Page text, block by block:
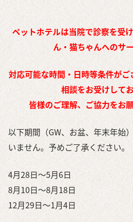
ペットホテルは当院で診察を受
ん・猫ちゃんへのサ
対応可能な時間・日時等条件が
相談をお受けして
皆様のご理解、ご協力をお
以下期間（GW、お盆、年末年始
いません。予めご了承ください。
4月28日～5月6日
8月10日～8月18日
12月29日～1月4日
総合内科
消化器
皮膚／耳
腎・泌尿器
歯
腫瘍
一般外科
避妊・去勢
予防/健康管理
予防医療
健康診断
マイクロチップ
初めて家族を迎える方